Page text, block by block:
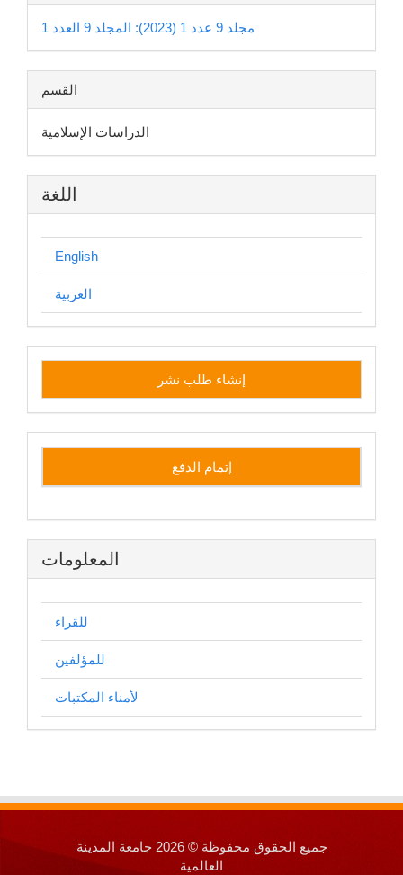
مجلد 9 عدد 1 (2023): المجلد 9 العدد 1
القسم
الدراسات الإسلامية
اللغة
English
العربية
إنشاء
طلب
نشر
إنشاء طلب نشر
إتمام الدفع
المعلومات
للقراء
للمؤلفين
لأمناء المكتبات
جميع الحقوق محفوظة © 2026 جامعة المدينة
العالمية